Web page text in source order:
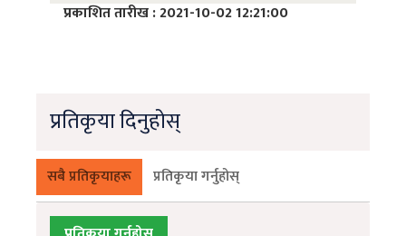
प्रकाशित तारीख : 2021-10-02 12:21:00
प्रतिकृया दिनुहोस्
सबै प्रतिकृयाहरू प्रतिकृया गर्नुहोस्